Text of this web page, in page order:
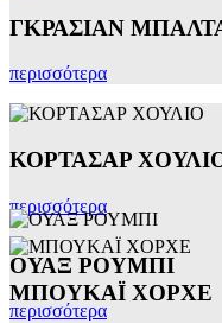
ΓΚΡΑΣΙΑΝ
περισσότερα
ΚΟΡΤΑΣΑΡ
περισσότερα
ΜΠΟΥΚΑΪ ΧΟΡΧΕ
ΟΥΑΞ ΡΟΥΜΠΙ
περισσότερα